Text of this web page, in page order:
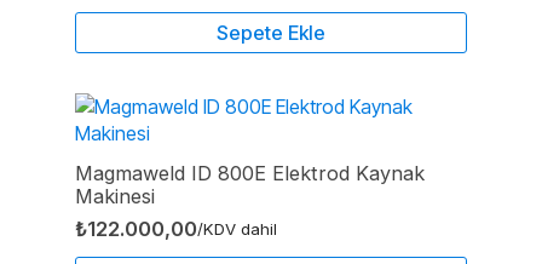
Sepete Ekle
Magmaweld ID 800E Elektrod Kaynak
Makinesi
₺122.000,00/KDV dahil